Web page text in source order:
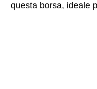
questa borsa, ideale